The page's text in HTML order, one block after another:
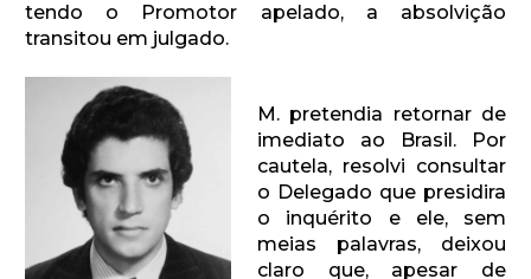
tendo o Promotor apelado, a absolvição
transitou em julgado.
M. pretendia retornar de
imediato ao Brasil. Por
cautela, resolvi consultar
o Delegado que presidira
o inquérito e ele, sem
meias palavras, deixou
claro que, apesar de